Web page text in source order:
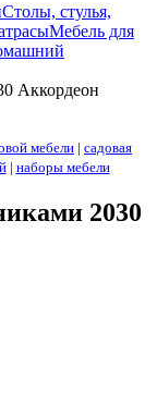
Столы, стулья,
Мебель для
Аккордеон
мебели | садовая
| наборы мебели
2030